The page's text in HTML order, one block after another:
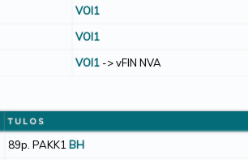
VOI1
VOI1
VOI1 -> vFIN NVA
TULOS
89p. PAKK1 BH